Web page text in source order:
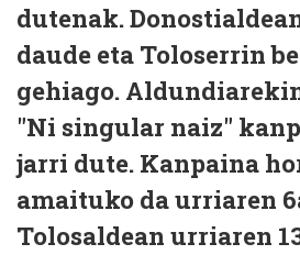
dutenak.
daude eta Toloserrin
gehiago.
"Ni singular naiz"
jarri dute. Kanpaina
amaituko da urriaren
Tolosaldean urriaren